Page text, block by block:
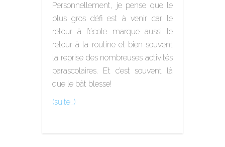
Personnellement, je pense que le
plus gros défi est à venir car le
retour à l’école marque aussi le
retour à la routine et bien souvent
la reprise des nombreuses activités
parascolaires. Et c’est souvent là
que le bât blesse!
(suite…)